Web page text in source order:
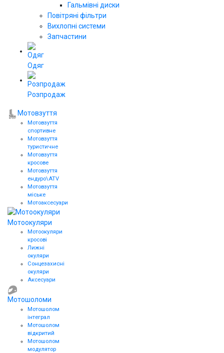
Гальмівні диски
Повітряні фільтри
Вихлопні системи
Запчастини
Одяг
Розпродаж
Мотовзуття
Мотовзуття
спортивне
Мотовзуття
туристичне
Мотовзуття
кросове
Мотовзуття
ендуро\АТV
Мотовзуття
міське
Мотоаксесуари
Мотоокуляри
Мотоокуляри
кросові
Лижні
окуляри
Сонцезахисні
окуляри
Аксесуари
Мотошоломи
Мотошолом
інтеграл
Мотошолом
відкритий
Мотошолом
модулятор